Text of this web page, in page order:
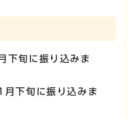
下旬に振り込みま
下旬に振り込みま